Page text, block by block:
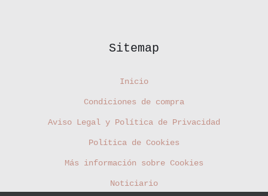
Sitemap
Inicio
Condiciones de compra
Aviso Legal y Política de Privacidad
Política de Cookies
Más información sobre Cookies
Noticiario